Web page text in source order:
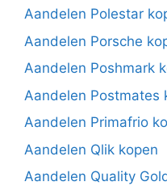
Aandelen Polestar
Aandelen Porsche
Aandelen Poshmark
Aandelen Postmates
Aandelen Primafrio
Aandelen Qlik kopen
Aandelen Quality